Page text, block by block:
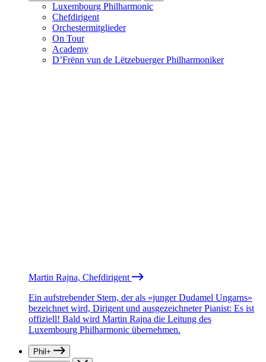
Luxembourg Philharmonic
Chefdirigent
Orchestermitglieder
On Tour
Academy
D’Frënn vun de Lëtzebuerger Philharmoniker
Martin Rajna, Chefdirigent
Ein aufstrebender Stern, der als «junger Dudamel Ungarns»
bezeichnet wird, Dirigent und ausgezeichneter Pianist: Es ist
offiziell! Bald wird Martin Rajna die Leitung des
Luxembourg Philharmonic übernehmen.
Phil+